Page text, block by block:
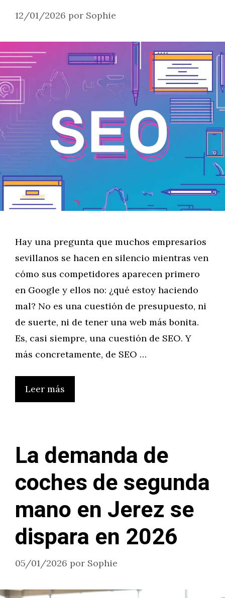
12/01/2026 por Sophie
Hay una pregunta que muchos empresarios
sevillanos se hacen en silencio mientras ven
cómo sus competidores aparecen primero
en Google y ellos no: ¿qué estoy haciendo
mal? No es una cuestión de presupuesto, ni
de suerte, ni de tener una web más bonita.
Es, casi siempre, una cuestión de SEO. Y
más concretamente, de SEO …
Leer más
La demanda de
coches de segunda
mano en Jerez se
dispara en 2026
05/01/2026 por Sophie